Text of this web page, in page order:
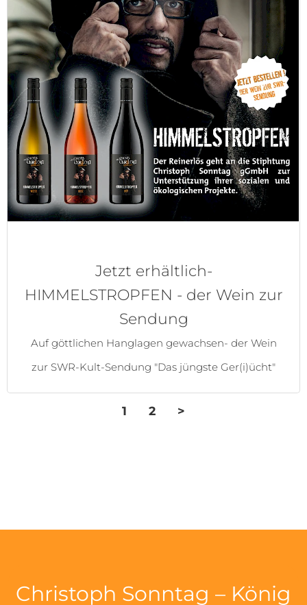
Jetzt erhältlich-
HIMMELSTROPFEN - der Wein zur
Sendung
Auf göttlichen Hanglagen gewachsen- der Wein
zur SWR-Kult-Sendung "Das jüngste Ger(i)ücht"
1 2 >
Christoph Sonntag – König